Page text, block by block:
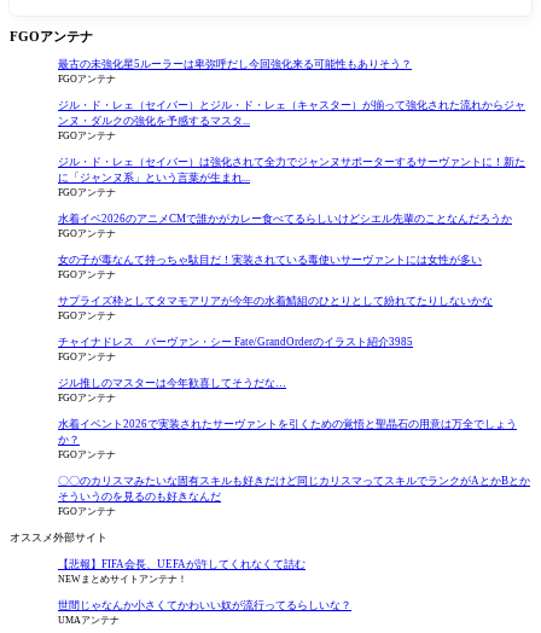
FGOアンテナ
最古の未強化星5ルーラーは卑弥呼だし今回強化来る可能性もありそう？
FGOアンテナ
ジル・ド・レェ（セイバー）とジル・ド・レェ（キャスター）が揃って強化された流れからジャ
ンヌ・ダルクの強化を予感するマスタ...
FGOアンテナ
ジル・ド・レェ（セイバー）は強化されて全力でジャンヌサポーターするサーヴァントに！新た
に「ジャンヌ系」という言葉が生まれ...
FGOアンテナ
水着イベ2026のアニメCMで誰かがカレー食べてるらしいけどシエル先輩のことなんだろうか
FGOアンテナ
女の子が毒なんて持っちゃ駄目だ！実装されている毒使いサーヴァントには女性が多い
FGOアンテナ
サプライズ枠としてタマモアリアが今年の水着鯖組のひとりとして紛れてたりしないかな
FGOアンテナ
チャイナドレス バーヴァン・シー Fate/GrandOrderのイラスト紹介3985
FGOアンテナ
ジル推しのマスターは今年歓喜してそうだな…
FGOアンテナ
水着イベント2026で実装されたサーヴァントを引くための覚悟と聖晶石の用意は万全でしょう
か？
FGOアンテナ
〇〇のカリスマみたいな固有スキルも好きだけど同じカリスマってスキルでランクがAとかBとか
そういうのを見るのも好きなんだ
FGOアンテナ
オススメ外部サイト
【悲報】FIFA会長、UEFAが許してくれなくて詰む
NEWまとめサイトアンテナ！
世間じゃなんか小さくてかわいい奴が流行ってるらしいな？
UMAアンテナ